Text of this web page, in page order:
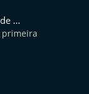
...
primeira